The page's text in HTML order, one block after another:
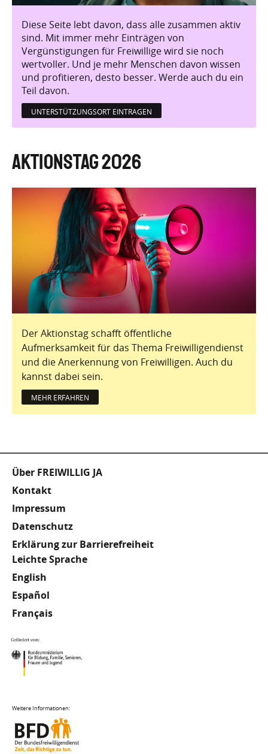
Diese Seite lebt davon, dass alle zusammen aktiv
sind. Mit immer mehr Einträgen von
Vergünstigungen für Freiwillige wird sie noch
wertvoller. Und je mehr Menschen davon wissen
und profitieren, desto besser. Werde auch du ein
Teil davon.
UNTERSTÜTZUNGSORT EINTRAGEN
Aktionstag 2026
Der Aktionstag schafft öffentliche
Aufmerksamkeit für das Thema Freiwilligendienst
und die Anerkennung von Freiwilligen. Auch du
kannst dabei sein.
MEHR ERFAHREN
Fußzeile
Über FREIWILLIG JA
Kontakt
Impressum
Datenschutz
Erklärung zur Barrierefreiheit
Meta
Footer
Leichte Sprache
English
Español
Français